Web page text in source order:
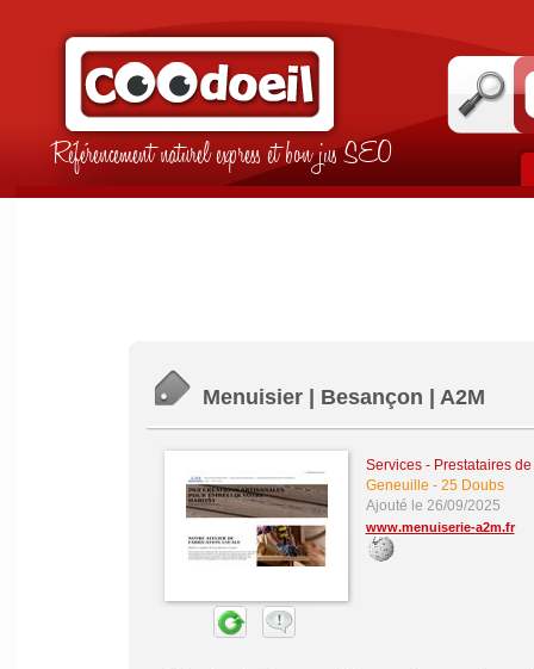
Référencement naturel express et bon jus SEO
Menuisier | Besançon | A2M
Services - Prestataires
Geneuille - 25 Doubs
Ajouté le 26/09/2025
www.menuiserie-a2m.fr